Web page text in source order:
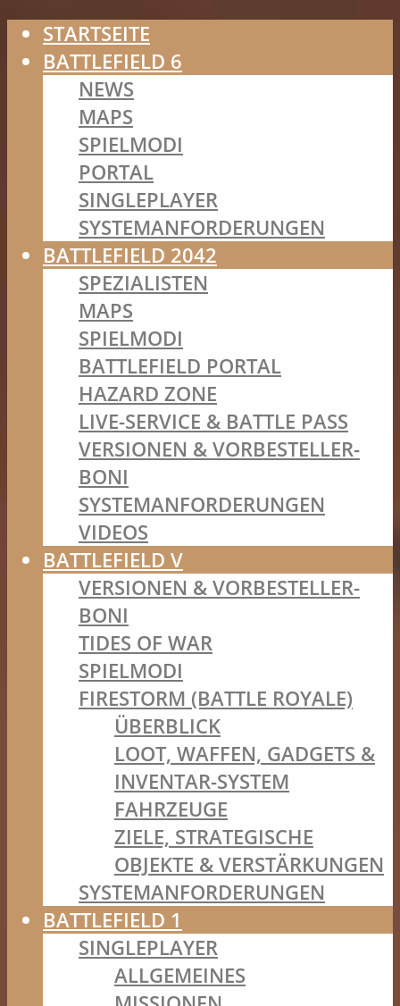
STARTSEITE
BATTLEFIELD 6
NEWS
MAPS
SPIELMODI
PORTAL
SINGLEPLAYER
SYSTEMANFORDERUNGEN
BATTLEFIELD 2042
SPEZIALISTEN
MAPS
SPIELMODI
BATTLEFIELD PORTAL
HAZARD ZONE
LIVE-SERVICE & BATTLE PASS
VERSIONEN & VORBESTELLER-
BONI
SYSTEMANFORDERUNGEN
VIDEOS
BATTLEFIELD V
VERSIONEN & VORBESTELLER-
BONI
TIDES OF WAR
SPIELMODI
FIRESTORM (BATTLE ROYALE)
ÜBERBLICK
LOOT, WAFFEN, GADGETS &
INVENTAR-SYSTEM
FAHRZEUGE
ZIELE, STRATEGISCHE
OBJEKTE & VERSTÄRKUNGEN
SYSTEMANFORDERUNGEN
BATTLEFIELD 1
SINGLEPLAYER
ALLGEMEINES